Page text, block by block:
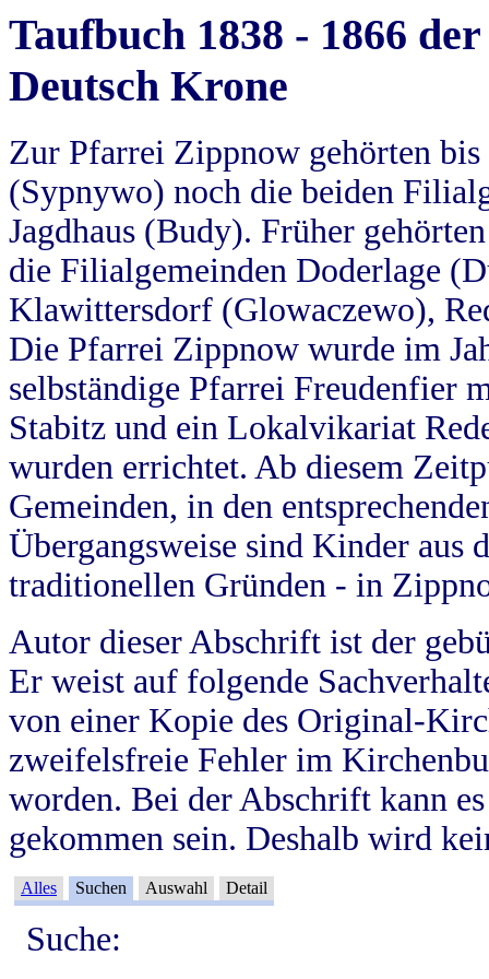
Taufbuch 1838 - 1866
Deutsch Krone
Zur Pfarrei Zippnow gehörten
(Sypnywo) noch die beiden
Jagdhaus (Budy). Früher
die Filialgemeinden Doderlage
Klawittersdorf (Glowaczewo),
Die Pfarrei Zippnow wurde im
selbständige Pfarrei Freudenfier
Stabitz und ein Lokalvikariat
wurden errichtet. Ab diesem
Gemeinden, in den
Übergangsweise sind Kinder aus
traditionellen Gründen - in
Autor dieser Abschrift ist der
Er weist auf folgende
von einer Kopie des Original-
zweifelsfreie Fehler im
worden. Bei der Abschrift kann
gekommen sein. Deshalb wird
Alles Suchen Auswahl Detail
Suche: